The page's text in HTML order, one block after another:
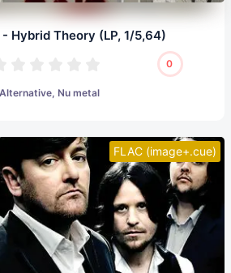
Hybrid Theory (LP, 1/5,64)
0
Alternative, Nu metal
FLAC (image+.cue)